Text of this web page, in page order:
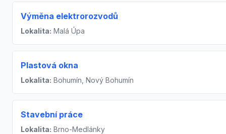
Výměna elektrorozvodů
Lokalita: Malá Úpa
Plastová okna
Lokalita: Bohumín, Nový Bohumín
Stavební práce
Lokalita: Brno-Medlánky